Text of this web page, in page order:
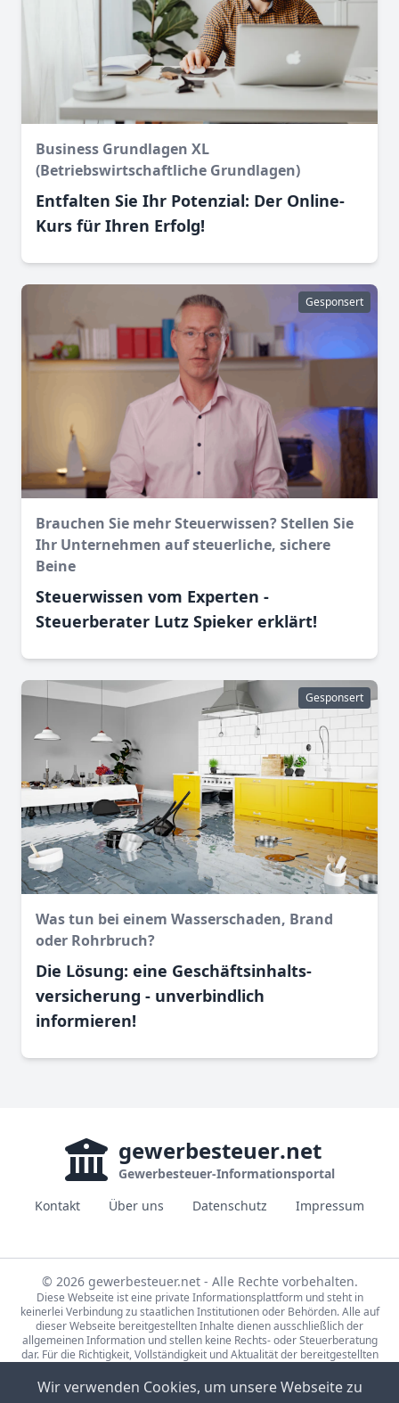
Business Grundlagen XL
(Betriebswirtschaftliche Grundlagen)
Entfalten Sie Ihr Potenzial: Der Online-
Kurs für Ihren Erfolg!
Gesponsert
Brauchen Sie mehr Steuerwissen? Stellen Sie
Ihr Unternehmen auf steuerliche, sichere
Beine
Steuerwissen vom Experten -
Steuerberater Lutz Spieker erklärt!
Gesponsert
Was tun bei einem Wasser­schaden, Brand
oder Rohr­bruch?
Die Lösung: eine Geschäftsinhalts­
versicherung - unverbindlich
informieren!
gewerbesteuer.net
Gewerbesteuer-Informationsportal
Kontakt
Über uns Datenschutz Impressum
© 2026 gewerbesteuer.net - Alle Rechte vorbehalten.
Diese Webseite ist eine private Informationsplattform und steht in
keinerlei Verbindung zu staatlichen Institutionen oder Behörden. Alle auf
dieser Webseite bereitgestellten Inhalte dienen ausschließlich der
allgemeinen Information und stellen keine Rechts- oder Steuerberatung
dar. Für die Richtigkeit, Vollständigkeit und Aktualität der bereitgestellten
steuerlichen Fragen wenden Sie sich bitte an einen qualifizierten
Fachberater.
Wir verwenden Cookies, um unsere Webseite zu